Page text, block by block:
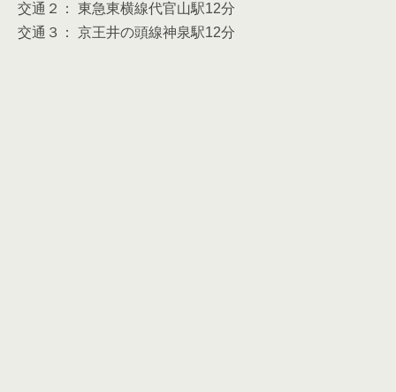
交通２： 東急東横線代官山駅12分
交通３： 京王井の頭線神泉駅12分